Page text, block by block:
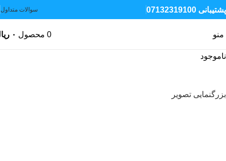
پشتیبانی 07132319100 سوالات متداول
منو 0 محصول ۰
ناموجود
بزرگنمایی تصویر